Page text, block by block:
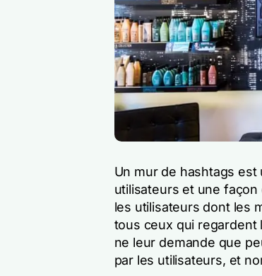
Un mur de hashtags
utilisateurs et une
les utilisateurs dont les
tous ceux qui regardent
ne leur demande que
par les utilisateurs, et